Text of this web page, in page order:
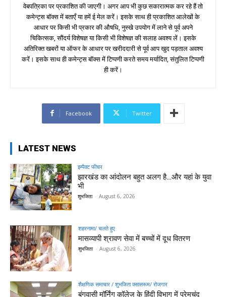
वेबपत्रिका पर प्रकाशित की जाएगी। अगर आप भी कुछ सकारात्मक कर रहे हैं तो
कमेन्ट्स बॉक्स में बताएँ या हमें ई मेल करें। इसके साथ ही प्रकाशित आलेखों के
आधार पर किसी भी प्रकार की औषधि, नुस्खे उपयोग में लाने से पूर्व अपने
चिकित्सक, सौंदर्य विशेषज्ञ या किसी भी विशेषज्ञ की सलाह अवश्य लें। इसके
अतिरिक्त खबरों या ऑफर के आधार पर खरीददारी से पूर्व आप खुद पड़ताल अवश्य
करें। इसके साथ ही कमेन्ट्स बॉक्स में टिप्पणी करते समय मर्यादित, संतुलित टिप्पणी
ही करें।
Facebook Twitter
LATEST NEWS
इम्पैक्ट फीचर
झारखंड का आंदोलन बहुत अलग है…और यहां के युवा
भी
शुभजिता - August 6, 2026
शहरनामा/ चलते हुए
मासव्यापी श्रावण सेवा में बच्चों में दूध वितरण
शुभजिता - August 6, 2026
शैक्षणिक समाचार / शुभजिता क्सासरूम/ रोजगार
बंगवासी मॉर्निंग कॉलेज के हिंदी विभाग में प्रेमचंद